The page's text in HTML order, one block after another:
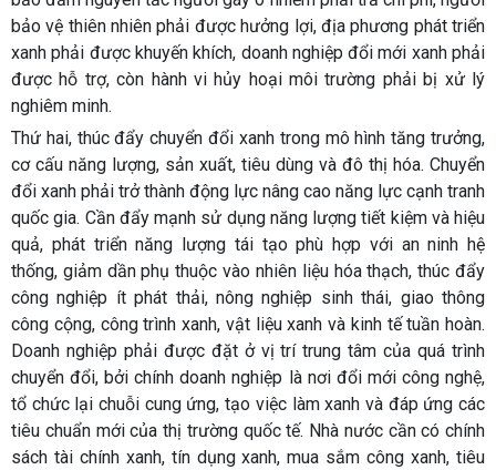
bảo vệ thiên nhiên phải được hưởng lợi, địa phương phát triển
xanh phải được khuyến khích, doanh nghiệp đổi mới xanh phải
được hỗ trợ, còn hành vi hủy hoại môi trường phải bị xử lý
nghiêm minh.
Thứ hai, thúc đẩy chuyển đổi xanh trong mô hình tăng trưởng,
cơ cấu năng lượng, sản xuất, tiêu dùng và đô thị hóa. Chuyển
đổi xanh phải trở thành động lực nâng cao năng lực cạnh tranh
quốc gia. Cần đẩy mạnh sử dụng năng lượng tiết kiệm và hiệu
quả, phát triển năng lượng tái tạo phù hợp với an ninh hệ
thống, giảm dần phụ thuộc vào nhiên liệu hóa thạch, thúc đẩy
công nghiệp ít phát thải, nông nghiệp sinh thái, giao thông
công cộng, công trình xanh, vật liệu xanh và kinh tế tuần hoàn.
Doanh nghiệp phải được đặt ở vị trí trung tâm của quá trình
chuyển đổi, bởi chính doanh nghiệp là nơi đổi mới công nghệ,
tổ chức lại chuỗi cung ứng, tạo việc làm xanh và đáp ứng các
tiêu chuẩn mới của thị trường quốc tế. Nhà nước cần có chính
sách tài chính xanh, tín dụng xanh, mua sắm công xanh, tiêu